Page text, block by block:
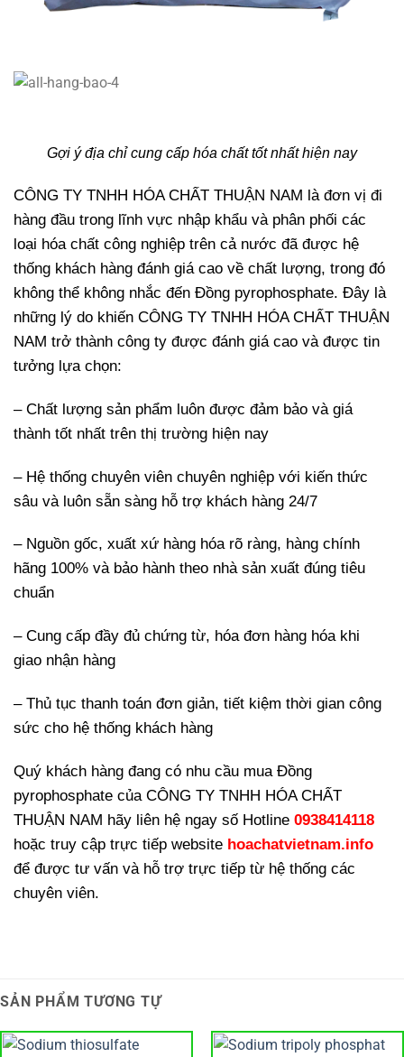
Gợi ý địa chỉ cung cấp hóa chất tốt nhất hiện nay
CÔNG TY TNHH HÓA CHẤT THUẬN NAM là đơn vị đi
hàng đầu trong lĩnh vực nhập khẩu và phân phối các
loại hóa chất công nghiệp trên cả nước đã được hệ
thống khách hàng đánh giá cao về chất lượng, trong đó
không thể không nhắc đến Đồng pyrophosphate. Đây là
những lý do khiến CÔNG TY TNHH HÓA CHẤT THUẬN
NAM trở thành công ty được đánh giá cao và được tin
tưởng lựa chọn:
– Chất lượng sản phẩm luôn được đảm bảo và giá
thành tốt nhất trên thị trường hiện nay
– Hệ thống chuyên viên chuyên nghiệp với kiến thức
sâu và luôn sẵn sàng hỗ trợ khách hàng 24/7
– Nguồn gốc, xuất xứ hàng hóa rõ ràng, hàng chính
hãng 100% và bảo hành theo nhà sản xuất đúng tiêu
chuẩn
– Cung cấp đầy đủ chứng từ, hóa đơn hàng hóa khi
giao nhận hàng
– Thủ tục thanh toán đơn giản, tiết kiệm thời gian công
sức cho hệ thống khách hàng
Quý khách hàng đang có nhu cầu mua Đồng
pyrophosphate của CÔNG TY TNHH HÓA CHẤT
THUẬN NAM hãy liên hệ ngay số Hotline 0938414118
hoặc truy cập trực tiếp website hoachatvietnam.info
để được tư vấn và hỗ trợ trực tiếp từ hệ thống các
chuyên viên.
SẢN PHẨM TƯƠNG TỰ